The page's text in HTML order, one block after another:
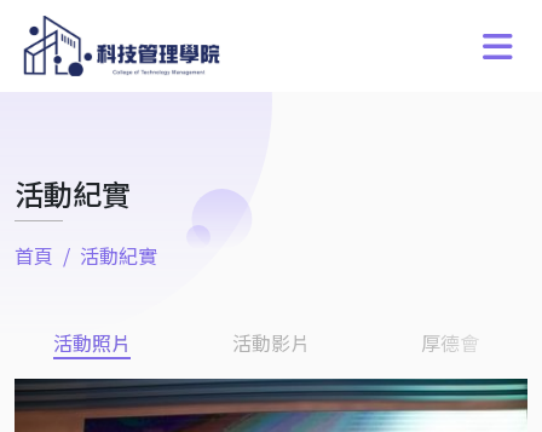
活動紀實
首頁 活動紀實
活動照片 活動影片 厚德會